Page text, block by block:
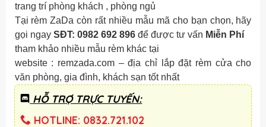
trang trí phòng khách , phòng ngủ
Tại rèm ZaDa còn rất nhiều mẫu mã cho bạn chọn, hãy
gọi ngay SĐT: 0982 692 896để được tư vấn Miễn Phí
tham khảo nhiều mẫu rèm khác tại
website : remzada.com – địa chỉ lắp đặt rèm cửa cho
văn phòng, gia đình, khách sạn tốt nhất
HỖ TRỢ TRỰC TUYẾN:
HOTLINE: 0832.721.102